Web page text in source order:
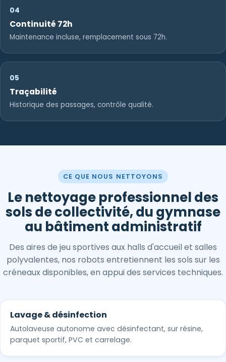
04
Continuité 72h
Maintenance incluse, remplacement sous 72h.
05
Traçabilité
Historique des passages, contrôle qualité.
CE QUE NOUS NETTOYONS
Le nettoyage professionnel des
sols de collectivité, du gymnase
au bâtiment administratif
Des aires de jeu sportives aux halls d'accueil et salles
polyvalentes, nos robots entretiennent les sols sur les
créneaux disponibles, en appui des services techniques.
Lavage & désinfection
Autolaveuse autonome avec désinfectant, sur résine,
parquet sportif, PVC et carrelage.